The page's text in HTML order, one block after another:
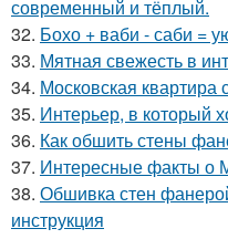
современный и тёплый.
32. Бохо + ваби - саби =
33. Мятная свежесть в
34. Московская квартира
35. Интерьер, в который
36. Как обшить стены
37. Интересные факты о
38. Обшивка стен
инструкция